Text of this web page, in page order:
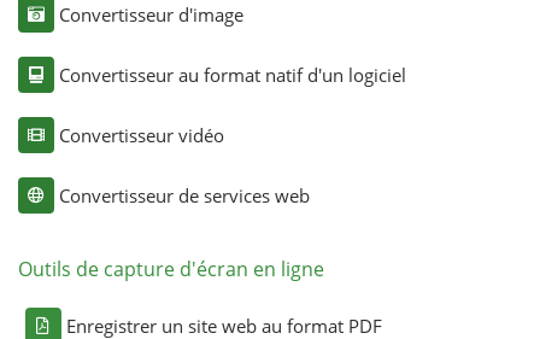
Convertisseur d'image
Convertisseur au format natif d'un logiciel
Convertisseur vidéo
Convertisseur de services web
Outils de capture d'écran en ligne
Enregistrer un site web au format PDF